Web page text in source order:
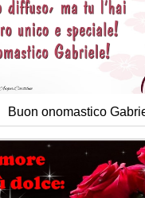
Buon onomastico